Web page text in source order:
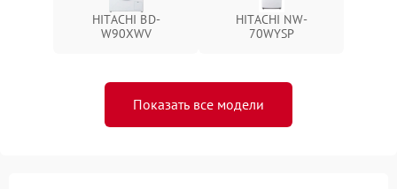
HITACHI BD-
W90XWV
HITACHI NW-
70WYSP
Показать все модели